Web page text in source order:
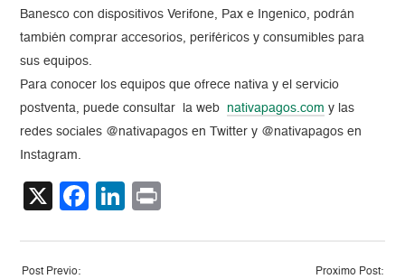
Banesco con dispositivos Verifone, Pax e Ingenico, podrán
también comprar accesorios, periféricos y consumibles para
sus equipos.
Para conocer los equipos que ofrece nativa y el servicio
postventa, puede consultar la webnativapagos.com y las
redes sociales @nativapagos en Twitter y @nativapagos en
Instagram.
X Facebook
LinkedIn
Post Previo: Proximo Post: